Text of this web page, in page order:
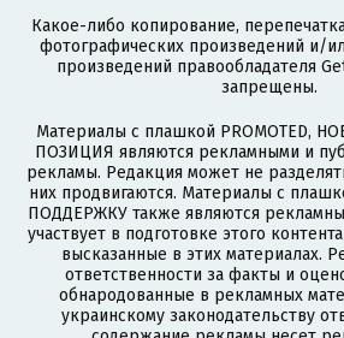
Какое-либо копирование,
фотографических произведений и/
произведений правообладателя
запрещены.
Материалы с плашкой PROMOTED,
ПОЗИЦИЯ являются рекламными и
рекламы. Редакция может не
них продвигаются. Материалы с
ПОДДЕРЖКУ также являются
участвует в подготовке этого
высказанные в этих материалах.
ответственности за факты и
обнародованные в рекламных
украинскому законодательству